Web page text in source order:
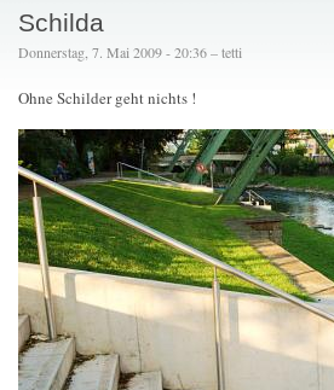
Schilda
Donnerstag, 7. Mai 2009 - 20:36 – tetti
Ohne Schilder geht nichts !